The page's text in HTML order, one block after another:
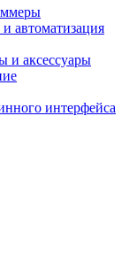
автоматизация
и аксессуары
интерфейса